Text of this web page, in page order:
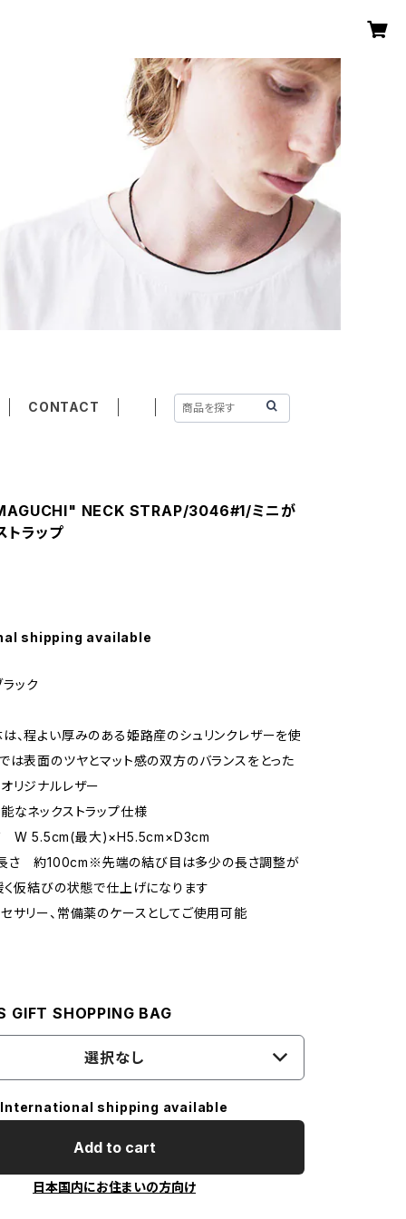
CONTACT
NECK STRAP/3046#1/ミニが
トラップ
shipping available
ック
、程よい厚みのある姫路産のシュリンクレザーを使
は表面のツヤとマット感の双方のバランスをとった
リジナルレザー
なネックストラップ仕様
W 5.5cm(最大)×H5.5cm×D3cm
さ 約100cm※先端の結び目は多少の長さ調整が
く仮結びの状態で仕上げになります
サリー、常備薬のケースとしてご使用可能
GIFT SHOPPING BAG
選択なし
International shipping available
Add to cart
日本国内にお住まいの方向け